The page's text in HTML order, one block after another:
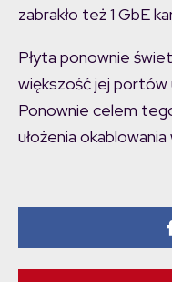
zabrakło też 1 GbE
Płyta ponownie
większość jej portów
Ponownie celem
ułożenia